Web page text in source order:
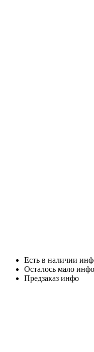
Есть в наличии
Осталось мало инфо
Предзаказ инфо